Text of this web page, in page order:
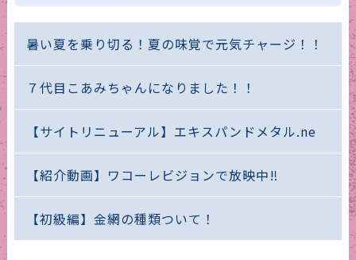
暑い夏を乗り切る！夏の味覚で元気チャージ！！
７代目こあみちゃんになりました！！
【サイトリニューアル】エキスパンドメタル.ne
【紹介動画】ワコーレビジョンで放映中‼
【初級編】金網の種類ついて！